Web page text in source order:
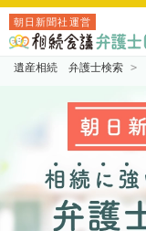
朝日新聞社運営
遺産相続 弁護士検索